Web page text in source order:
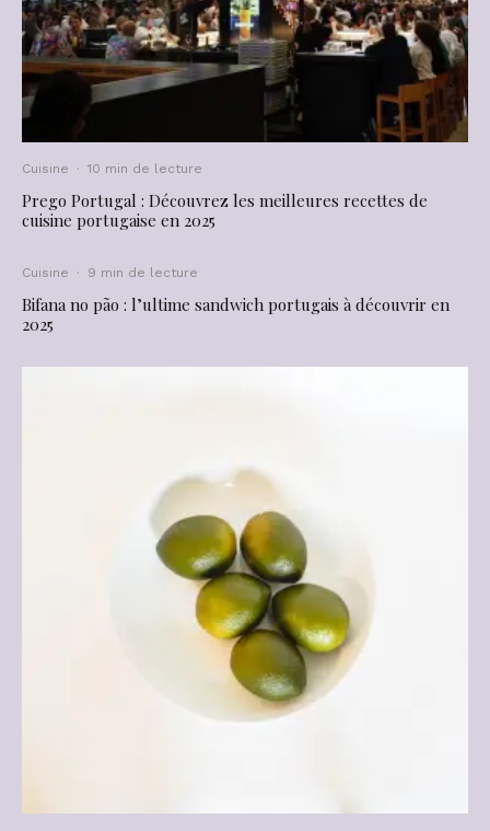
Cuisine · 10 min de lecture
Prego Portugal : Découvrez les meilleures recettes de
cuisine portugaise en 2025
Cuisine · 9 min de lecture
Bifana no pão : l’ultime sandwich portugais à découvrir en
2025